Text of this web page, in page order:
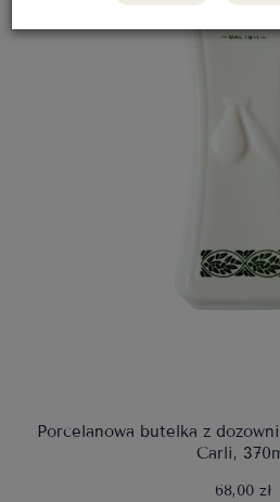
Porcelanowa butelka z
Carli,
68,00 zł